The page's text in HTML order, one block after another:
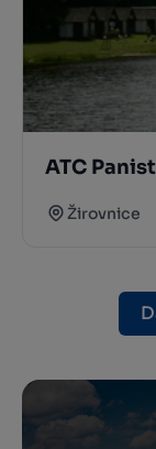
ATC
Žirovnice